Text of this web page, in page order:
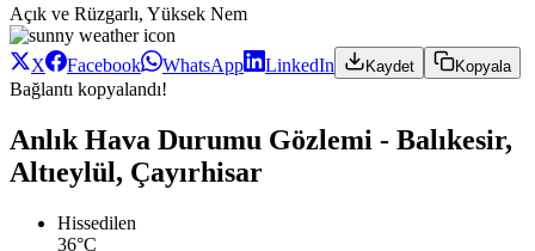
Açık ve Rüzgarlı, Yüksek Nem
X Facebook WhatsApp LinkedIn Kaydet Kopyala
Bağlantı kopyalandı!
Anlık Hava Durumu Gözlemi - Balıkesir,
Altıeylül, Çayırhisar
Hissedilen
36°C